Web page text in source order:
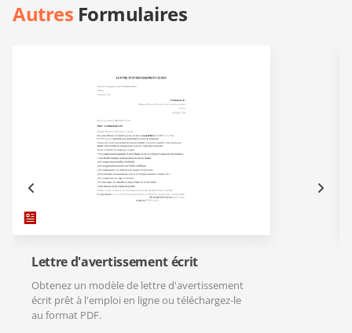
Autres Formulaires
Lettre d'avertissement écrit
Obtenez un modèle de lettre d'avertissement
écrit prêt à l'emploi en ligne ou téléchargez-le
au format PDF.